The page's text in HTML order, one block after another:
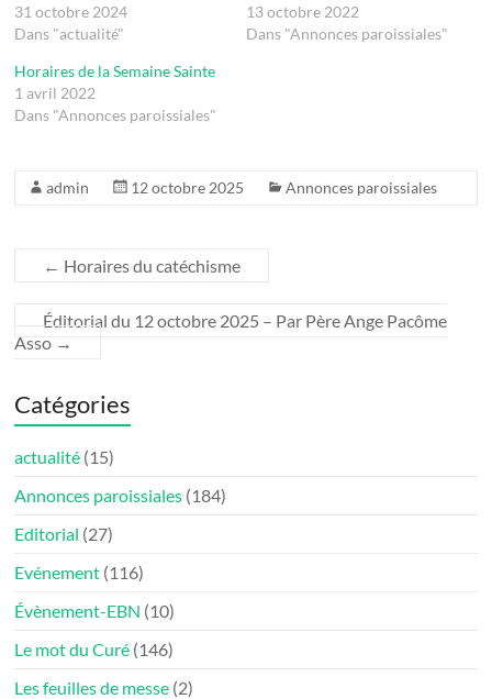
31 octobre 2024
Dans "actualité"
13 octobre 2022
Dans "Annonces paroissiales"
Horaires de la Semaine Sainte
1 avril 2022
Dans "Annonces paroissiales"
admin 12 octobre 2025 Annonces paroissiales
← Horaires du catéchisme
Éditorial du 12 octobre 2025 – Par Père Ange Pacôme
Asso →
Catégories
actualité (15)
Annonces paroissiales (184)
Editorial (27)
Evénement (116)
Évènement-EBN (10)
Le mot du Curé (146)
Les feuilles de messe (2)